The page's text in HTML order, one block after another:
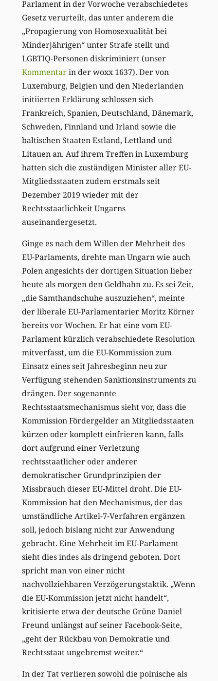
Parlament in der Vorwoche verabschiedetes
Gesetz verurteilt, das unter anderem die
„Propagierung von Homosexualität bei
Minderjährigen“ unter Strafe stellt und
LGBTIQ-Personen diskriminiert (unser
Kommentarin der woxx 1637). Der von
Luxemburg, Belgien und den Niederlanden
initiierten Erklärung schlossen sich
Frankreich, Spanien, Deutschland, Dänemark,
Schweden, Finnland und Irland sowie die
baltischen Staaten Estland, Lettland und
Litauen an. Auf ihrem Treffen in Luxemburg
hatten sich die zuständigen Minister aller EU-
Mitgliedsstaaten zudem erstmals seit
Dezember 2019 wieder mit der
Rechtsstaatlichkeit Ungarns
auseinandergesetzt.
Ginge es nach dem Willen der Mehrheit des
EU-Parlaments, drehte man Ungarn wie auch
Polen angesichts der dortigen Situation lieber
heute als morgen den Geldhahn zu. Es sei Zeit,
„die Samthandschuhe auszuziehen“, meinte
der liberale EU-Parlamentarier Moritz Körner
bereits vor Wochen. Er hat eine vom EU-
Parlament kürzlich verabschiedete Resolution
mitverfasst, um die EU-Kommission zum
Einsatz eines seit Jahresbeginn neu zur
Verfügung stehenden Sanktionsinstruments zu
drängen. Der sogenannte
Rechtsstaatsmechanismus sieht vor, dass die
Kommission Fördergelder an Mitgliedsstaaten
kürzen oder komplett einfrieren kann, falls
dort aufgrund einer Verletzung
rechtsstaatlicher oder anderer
demokratischer Grundprinzipien der
Missbrauch dieser EU-Mittel droht. Die EU-
Kommission hat den Mechanismus, der das
umständliche Artikel-7-Verfahren ergänzen
soll, jedoch bislang nicht zur Anwendung
gebracht. Eine Mehrheit im EU-Parlament
sieht dies indes als dringend geboten. Dort
spricht man von einer nicht
nachvollziehbaren Verzögerungstaktik. „Wenn
die EU-Kommission jetzt nicht handelt“,
kritisierte etwa der deutsche Grüne Daniel
Freund unlängst auf seiner Facebook-Seite,
„geht der Rückbau von Demokratie und
Rechtsstaat ungebremst weiter.“
In der Tat verlieren sowohl die polnische als